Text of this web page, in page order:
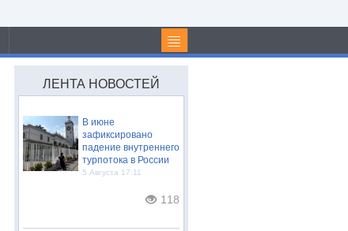
ЛЕНТА НОВОСТЕЙ
В июне
зафиксировано
падение внутреннего
турпотока в России
5 Августа 17:11
118